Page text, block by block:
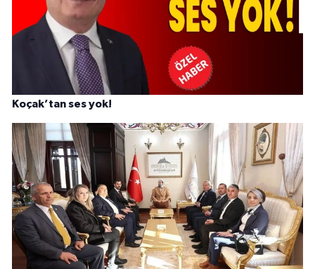
Koçak’tan ses yok!